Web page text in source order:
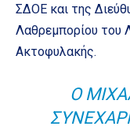
ΣΔΟΕ και της
Λαθρεμπορίου του
Ακτοφυλακής.
Ο